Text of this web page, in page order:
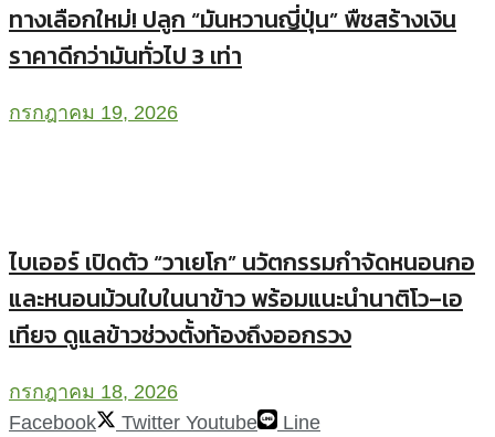
ทางเลือกใหม่! ปลูก “มันหวานญี่ปุ่น” พืชสร้างเงิน
ราคาดีกว่ามันทั่วไป 3 เท่า
กรกฎาคม 19, 2026
ไบเออร์ เปิดตัว “วาเยโก” นวัตกรรมกำจัดหนอนกอ
และหนอนม้วนใบในนาข้าว พร้อมแนะนำนาติโว–เอ
เทียจ ดูแลข้าวช่วงตั้งท้องถึงออกรวง
กรกฎาคม 18, 2026
Facebook
Twitter Youtube Line